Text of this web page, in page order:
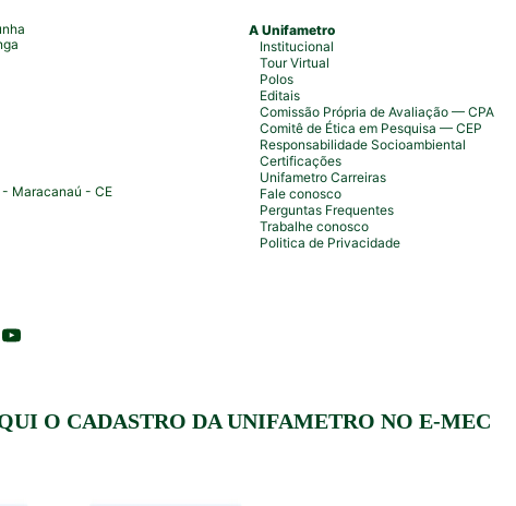
Maracanaú - CE
A Unifametro
Institucional
Tour Virtual
Polos
Editais
Comissão Própria de Avaliação — CPA
Comitê de Ética em Pesquisa — CEP
Responsabilidade Socioambiental
Certificações
Unifametro Carreiras
Fale conosco
Perguntas Frequentes
Trabalhe conosco
Politica de Privacidade
O CADASTRO DA UNIFAMETRO NO E-MEC